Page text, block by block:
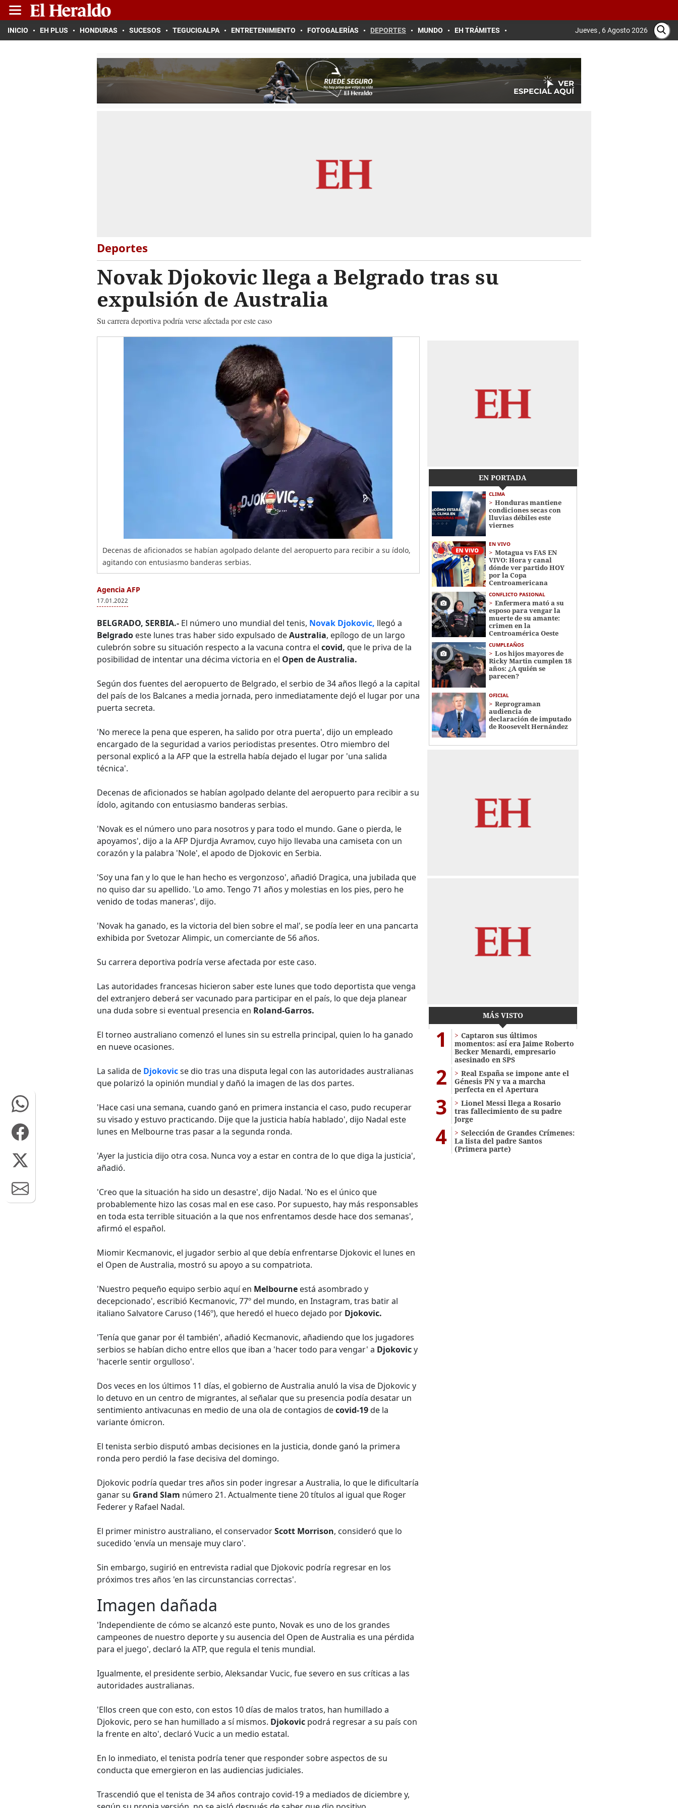
INICIO EH PLUS HONDURAS SUCESOS TEGUCIGALPA ENTRETENIMIENTO FOTOGALERÍAS DEPORTES MUNDO EH TRÁMITES Jueves , 6 Agosto 2026
Deportes
Novak Djokovic llega a Belgrado tras su
expulsión de Australia
Su carrera deportiva podría verse afectada por este caso
Decenas de aficionados se habían agolpado delante del aeropuerto para recibir a su ídolo,
agitando con entusiasmo banderas serbias.
Agencia AFP
17.01.2022
BELGRADO, SERBIA.- El número uno mundial del tenis, Novak Djokovic, llegó a
Belgrado este lunes tras haber sido expulsado deAustralia, epílogo de un largo
culebrón sobre su situación respecto a la vacuna contra el covid, que le priva de la
posibilidad de intentar una décima victoria en el Open de Australia.
Según dos fuentes del aeropuerto de Belgrado, el serbio de 34 años llegó a la capital
del país de los Balcanes a media jornada, pero inmediatamente dejó el lugar por una
puerta secreta.
'No merece la pena que esperen, ha salido por otra puerta', dijo un empleado
encargado de la seguridad a varios periodistas presentes. Otro miembro del
personal explicó a la AFP que la estrella había dejado el lugar por 'una salida
técnica'.
Decenas de aficionados se habían agolpado delante del aeropuerto para recibir a su
ídolo, agitando con entusiasmo banderas serbias.
'Novak es el número uno para nosotros y para todo el mundo. Gane o pierda, le
apoyamos', dijo a la AFP Djurdja Avramov, cuyo hijo llevaba una camiseta con un
corazón y la palabra 'Nole', el apodo de Djokovic en Serbia.
'Soy una fan y lo que le han hecho es vergonzoso', añadió Dragica, una jubilada que
no quiso dar su apellido. 'Lo amo. Tengo 71 años y molestias en los pies, pero he
venido de todas maneras', dijo.
'Novak ha ganado, es la victoria del bien sobre el mal', se podía leer en una pancarta
exhibida por Svetozar Alimpic, un comerciante de 56 años.
Su carrera deportiva podría verse afectada por este caso.
Las autoridades francesas hicieron saber este lunes que todo deportista que venga
del extranjero deberá ser vacunado para participar en el país, lo que deja planear
una duda sobre si eventual presencia en Roland-Garros.
El torneo australiano comenzó el lunes sin su estrella principal, quien lo ha ganado
en nueve ocasiones.
La salida de Djokovicse dio tras una disputa legal con las autoridades australianas
que polarizó la opinión mundial y dañó la imagen de las dos partes.
'Hace casi una semana, cuando ganó en primera instancia el caso, pudo recuperar
su visado y estuvo practicando. Dije que la justicia había hablado', dijo Nadal este
lunes en Melbourne tras pasar a la segunda ronda.
'Ayer la justicia dijo otra cosa. Nunca voy a estar en contra de lo que diga la justicia',
añadió.
'Creo que la situación ha sido un desastre', dijo Nadal. 'No es el único que
probablemente hizo las cosas mal en ese caso. Por supuesto, hay más responsables
en toda esta terrible situación a la que nos enfrentamos desde hace dos semanas',
afirmó el español.
Miomir Kecmanovic, el jugador serbio al que debía enfrentarse Djokovic el lunes en
el Open de Australia, mostró su apoyo a su compatriota.
'Nuestro pequeño equipo serbio aquí en Melbourne está asombrado y
decepcionado', escribió Kecmanovic, 77º del mundo, en Instagram, tras batir al
italiano Salvatore Caruso (146º), que heredó el hueco dejado por Djokovic.
'Tenía que ganar por él también', añadió Kecmanovic, añadiendo que los jugadores
serbios se habían dicho entre ellos que iban a 'hacer todo para vengar' a Djokovicy
'hacerle sentir orgulloso'.
Dos veces en los últimos 11 días, el gobierno de Australia anuló la visa de Djokovic y
lo detuvo en un centro de migrantes, al señalar que su presencia podía desatar un
sentimiento antivacunas en medio de una ola de contagios decovid-19de la
variante ómicron.
El tenista serbio disputó ambas decisiones en la justicia, donde ganó la primera
ronda pero perdió la fase decisiva del domingo.
Djokovic podría quedar tres años sin poder ingresar a Australia, lo que le dificultaría
ganar su Grand Slam número 21. Actualmente tiene 20 títulos al igual que Roger
Federer y Rafael Nadal.
El primer ministro australiano, el conservadorScott Morrison, consideró que lo
sucedido 'envía un mensaje muy claro'.
Sin embargo, sugirió en entrevista radial que Djokovic podría regresar en los
próximos tres años 'en las circunstancias correctas'.
Imagen dañada
'Independiente de cómo se alcanzó este punto, Novak es uno de los grandes
campeones de nuestro deporte y su ausencia del Open de Australia es una pérdida
para el juego', declaró la ATP, que regula el tenis mundial.
Igualmente, el presidente serbio, Aleksandar Vucic, fue severo en sus críticas a las
autoridades australianas.
'Ellos creen que con esto, con estos 10 días de malos tratos, han humillado a
Djokovic, pero se han humillado a sí mismos. Djokovic podrá regresar a su país con
la frente en alto', declaró Vucic a un medio estatal.
En lo inmediato, el tenista podría tener que responder sobre aspectos de su
conducta que emergieron en las audiencias judiciales.
Trascendió que el tenista de 34 años contrajo covid-19 a mediados de diciembre y,
EN PORTADA
CLIMA
Honduras mantiene
condiciones secas con
lluvias débiles este
viernes
EN VIVO
Motagua vs FAS EN
VIVO: Hora y canal
dónde ver partido HOY
por la Copa
Centroamericana
CONFLICTO PASIONAL
Enfermera mató a su
esposo para vengar la
muerte de su amante:
crimen en la
Centroamérica Oeste
CUMPLEAÑOS
Los hijos mayores de
Ricky Martin cumplen 18
años: ¿A quién se
parecen?
OFICIAL
Reprograman
audiencia de
declaración de imputado
de Roosevelt Hernández
MÁS VISTO
1
Captaron sus últimos
momentos: así era Jaime Roberto
Becker Menardi​​​, empresario
asesinado en SPS
2
Real España se impone ante el
Génesis PN y va a marcha
perfecta en el Apertura
3
Lionel Messi llega a Rosario
tras fallecimiento de su padre
Jorge
4
Selección de Grandes Crímenes:
La lista del padre Santos
(Primera parte)